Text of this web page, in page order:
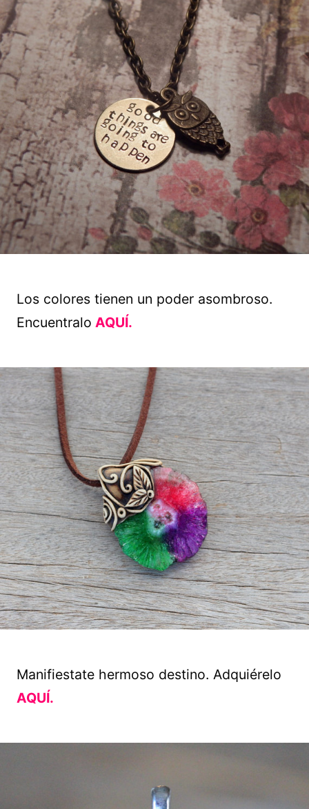
Los colores tienen un poder asombroso.
Encuentralo AQUÍ.
Manifiestate hermoso destino. Adquiérelo
AQUÍ.